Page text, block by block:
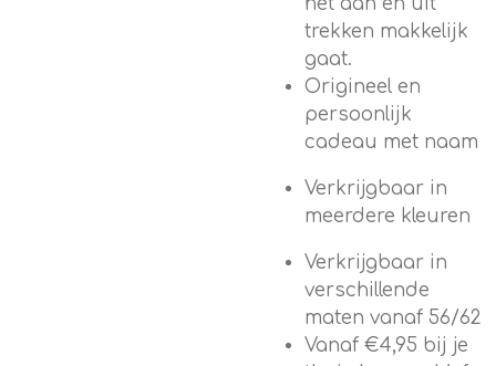
trekken makkelijk
gaat.
Origineel en
persoonlijk
cadeau met naam
Verkrijgbaar in
meerdere kleuren
Verkrijgbaar in
verschillende
maten vanaf 56/62
Vanaf €4,95 bij je